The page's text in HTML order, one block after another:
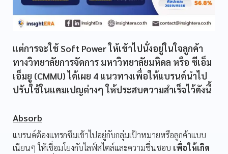
แต่การจะใช้ Soft Power ให้เข้าไปนั่งอยู่ในใจลูกค้า
ทางวิทยาลัยการจัดการ มหาวิทยาลัยมหิดล หรือ ซีเอ็ม
เอ็มยู (CMMU) ได้เผย 4 แนวทางเพื่อให้แบรนด์นำไป
ปรับใช้ในแคมเปญต่างๆ ให้ประสบความสำเร็จไว้ดังนี้
Absorb
แบรนด์ต้องแทรกซึมเข้าไปอยู่กับกลุ่มเป้าหมายหรือลูกค้าแบบ
เนียนๆ ให้เชื่อมโยงกับไลฟ์สไตล์และความชื่นชอบ เพื่อให้เกิด